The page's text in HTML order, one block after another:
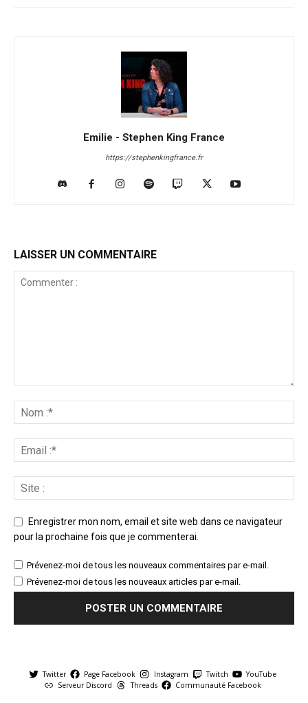
Emilie - Stephen King France
https://stephenkingfrance.fr
LAISSER UN COMMENTAIRE
Enregistrer mon nom, email et site web dans ce navigateur
pour la prochaine fois que je commenterai.
Prévenez-moi de tous les nouveaux commentaires par e-mail.
Prévenez-moi de tous les nouveaux articles par e-mail.
Twitter Page Facebook Instagram Twitch
YouTube
Serveur Discord
Threads Communauté Facebook